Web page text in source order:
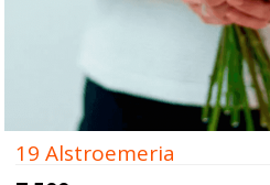
19 Alstroemeria